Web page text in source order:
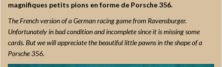
magnifiques petits pions en forme de Porsche 356.
The French version of a German racing game from Ravensburger.
Unfortunately in bad condition and incomplete since it is missing some
cards. But we will appreciate the beautiful little pawns in the shape of a
Porsche 356.